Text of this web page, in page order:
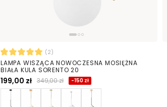
(2)
LAMPA WISZĄCA NOWOCZESNA MOSIĘŻNA
BIAŁA KULA SORENTO 20
199,00 zł 349,00 zł -150 zł